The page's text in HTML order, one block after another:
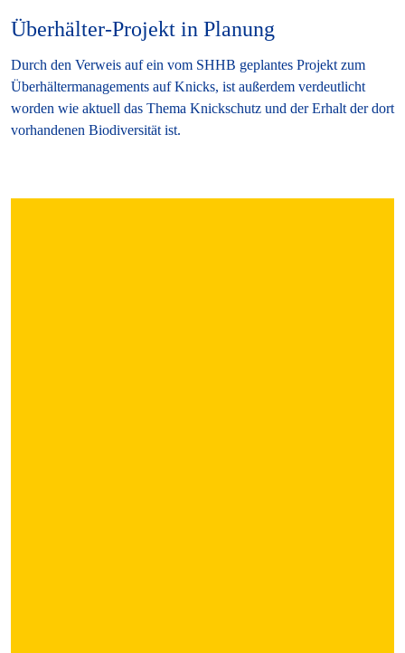
Überhälter-Projekt in Planung
Durch den Verweis auf ein vom SHHB geplantes Projekt zum
Überhältermanagements auf Knicks, ist außerdem verdeutlicht
worden wie aktuell das Thema Knickschutz und der Erhalt der dort
vorhandenen Biodiversität ist.